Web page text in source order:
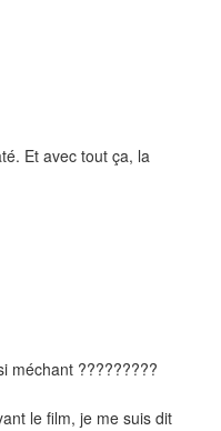
Et avec tout ça, la
méchant ?????????
le film, je me suis dit